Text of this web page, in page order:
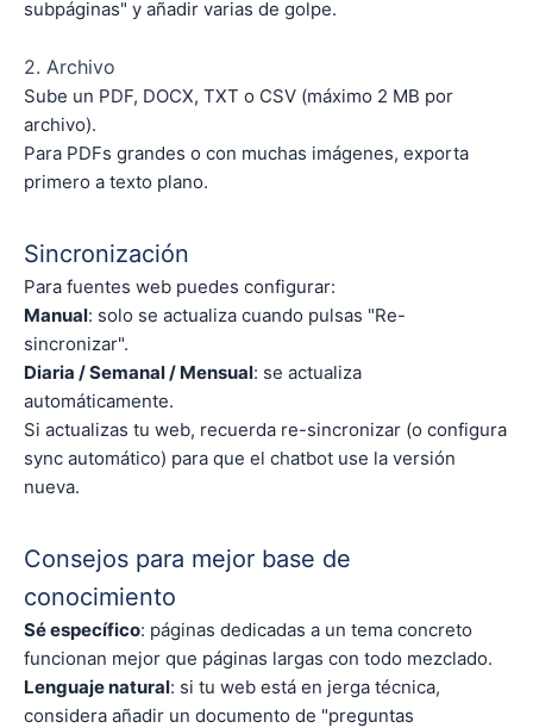
subpáginas" y añadir varias de golpe.
2. Archivo
Sube un PDF, DOCX, TXT o CSV (máximo 2 MB por
archivo).
Para PDFs grandes o con muchas imágenes, exporta
primero a texto plano.
Sincronización
Para fuentes web puedes configurar:
Manual: solo se actualiza cuando pulsas "Re-
sincronizar".
Diaria / Semanal / Mensual: se actualiza
automáticamente.
Si actualizas tu web, recuerda re-sincronizar (o configura
sync automático) para que el chatbot use la versión
nueva.
Consejos para mejor base de
conocimiento
Sé específico: páginas dedicadas a un tema concreto
funcionan mejor que páginas largas con todo mezclado.
Lenguaje natural: si tu web está en jerga técnica,
considera añadir un documento de "preguntas